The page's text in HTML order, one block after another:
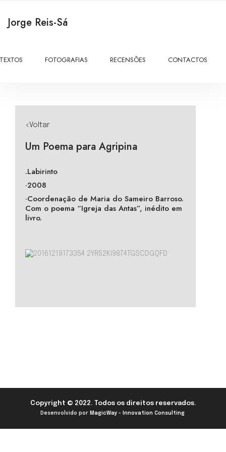
Jorge Reis-Sá
TEXTOS FOTOGRAFIAS RECENSÕES CONTACTOS
<Voltar
Um Poema para Agripina
.Labirinto
·2008
·Coordenação de Maria do Sameiro Barroso.
Com o poema “Igreja das Antas”, inédito em
livro.
Copyright © 2022. Todos os direitos reservados.
Desenvolvido por MagicWay - Innovation Consulting